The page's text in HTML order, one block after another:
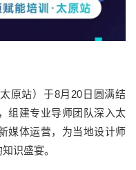
原站）于8月20日圆满结
组建专业导师团队深入太
媒体运营，为当地设计师
识盛宴。